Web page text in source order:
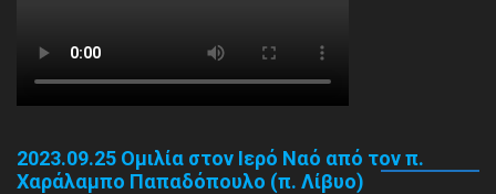
2023.09.25 Ομιλία στον Ιερό Ναό από τον π.
Χαράλαμπο Παπαδόπουλο (π. Λίβυο)